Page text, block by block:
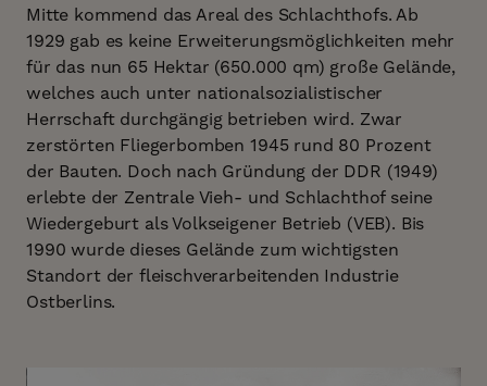
Mitte kommend das Areal des Schlachthofs. Ab
1929 gab es keine Erweiterungsmöglichkeiten mehr
für das nun 65 Hektar (650.000 qm) große Gelände,
welches auch unter nationalsozialistischer
Herrschaft durchgängig betrieben wird. Zwar
zerstörten Fliegerbomben 1945 rund 80 Prozent
der Bauten. Doch nach Gründung der DDR (1949)
erlebte der Zentrale Vieh- und Schlachthof seine
Wiedergeburt als Volkseigener Betrieb (VEB). Bis
1990 wurde dieses Gelände zum wichtigsten
Standort der fleischverarbeitenden Industrie
Ostberlins.